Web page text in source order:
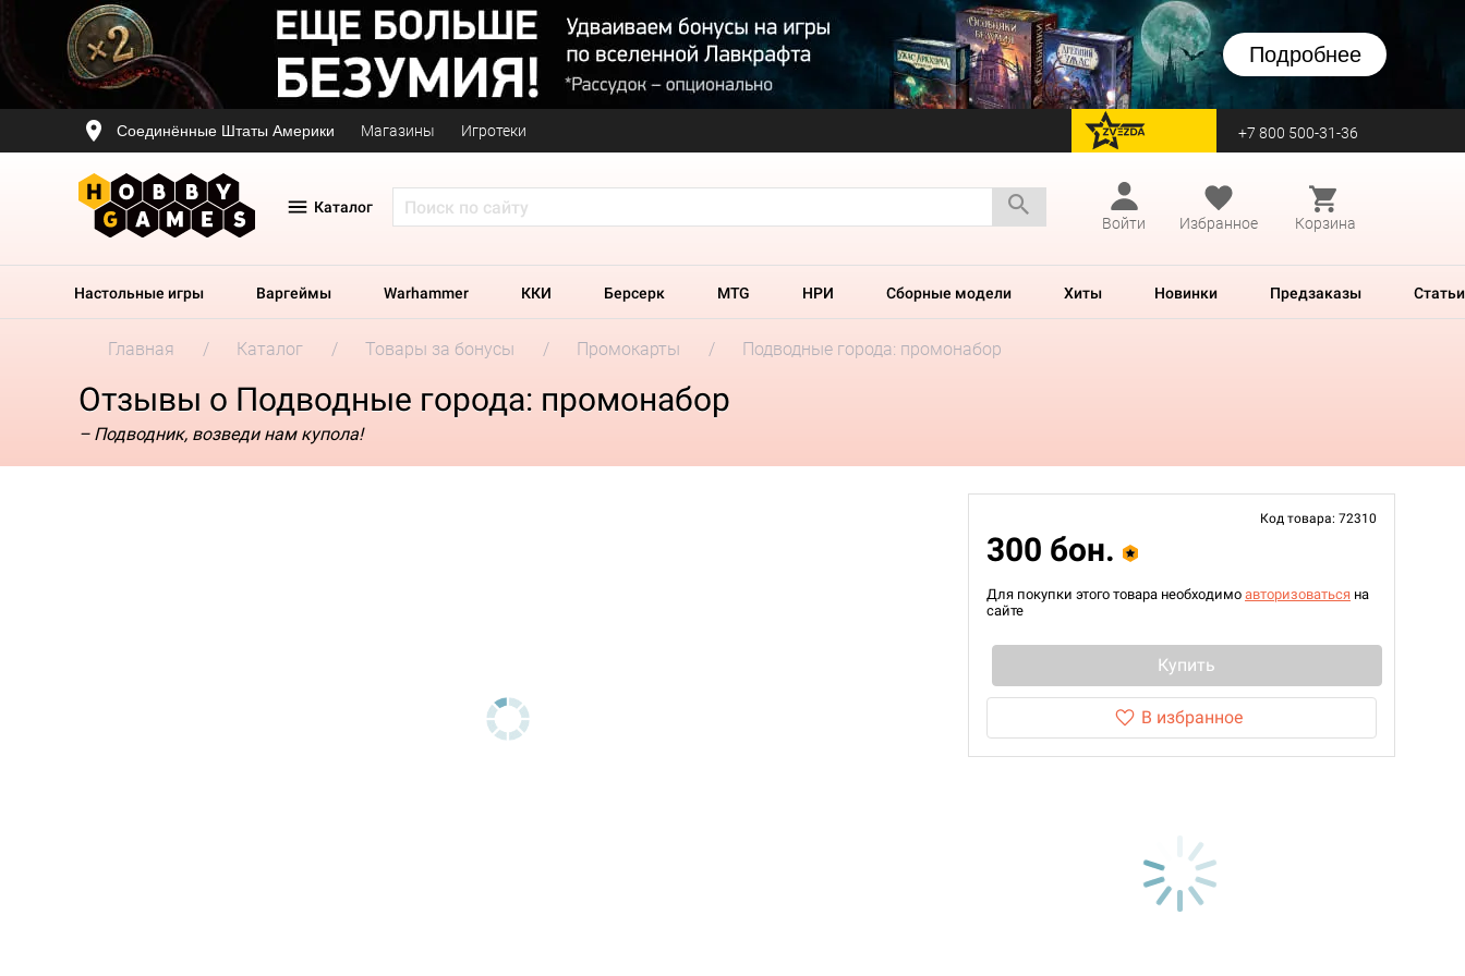
Подробнее
Соединённые Штаты Америки Магазины Игротеки перейти на Zvezda +7 800 500-31-36
Каталог
Войти
Избранное Корзина
Настольные игры Варгеймы Warhammer ККИ Берсерк MTG НРИ Сборные модели Хиты Новинки Предзаказы Статьи
Главная Каталог Товары за бонусы Промокарты Подводные города: промонабор
Отзывы о Подводные города: промонабор
– Подводник, возведи нам купола!
Код товара: 72310
300 бон.
Для покупки этого товара необходимо авторизоваться на
сайте
Купить
В избранное